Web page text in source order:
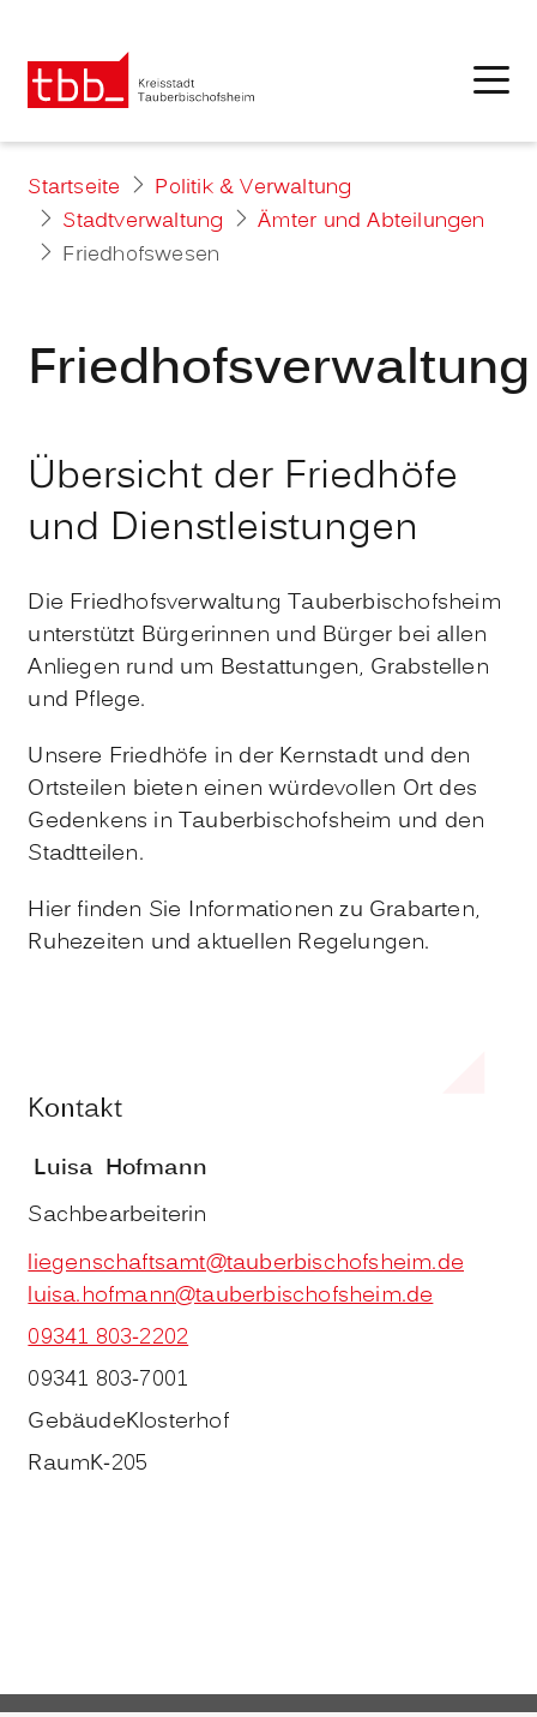
Startseite
Politik & Verwaltung
Stadtverwaltung
Ämter und Abteilungen
Friedhofswesen
Friedhofsverwaltung
Übersicht der Friedhöfe
und Dienstleistungen
Die Friedhofsverwaltung Tauberbischofsheim
unterstützt Bürgerinnen und Bürger bei allen
Anliegen rund um Bestattungen, Grabstellen
und Pflege.
Unsere Friedhöfe in der Kernstadt und den
Ortsteilen bieten einen würdevollen Ort des
Gedenkens in Tauberbischofsheim und den
Stadtteilen.
Hier finden Sie Informationen zu Grabarten,
Ruhezeiten und aktuellen Regelungen.
Kontakt
Luisa Hofmann
Sachbearbeiterin
liegenschaftsamt@tauberbischofsheim.de
luisa.hofmann@tauberbischofsheim.de
09341 803-2202
09341 803-7001
GebäudeKlosterhof
RaumK-205